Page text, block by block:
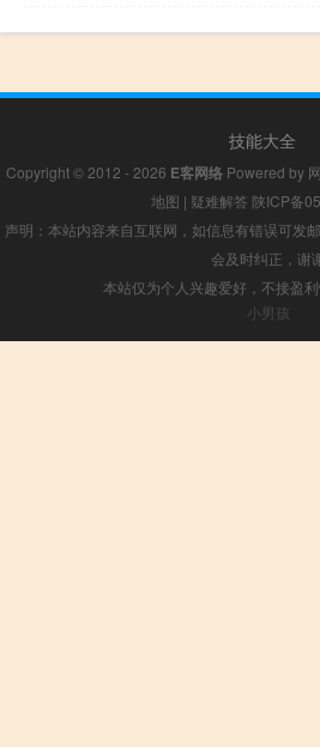
技能大全
Copyright © 2012 - 2026 E客网络 Powered by
地图 | 疑难解答 陕ICP备
声明：本站内容来自互联网，如信息有错误可发
会及时纠正，谢
本站仅为个人兴趣爱好，不接盈
小男孩